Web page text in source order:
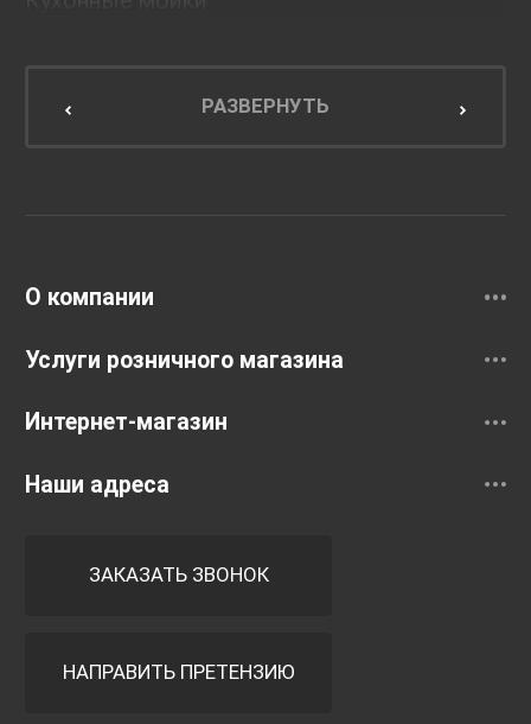
Мебель для кухниРАЗВЕРНУТЬ
О компании
Услуги розничного магазина
Интернет-магазин
Наши адреса
ЗАКАЗАТЬ ЗВОНОК
НАПРАВИТЬ ПРЕТЕНЗИЮ